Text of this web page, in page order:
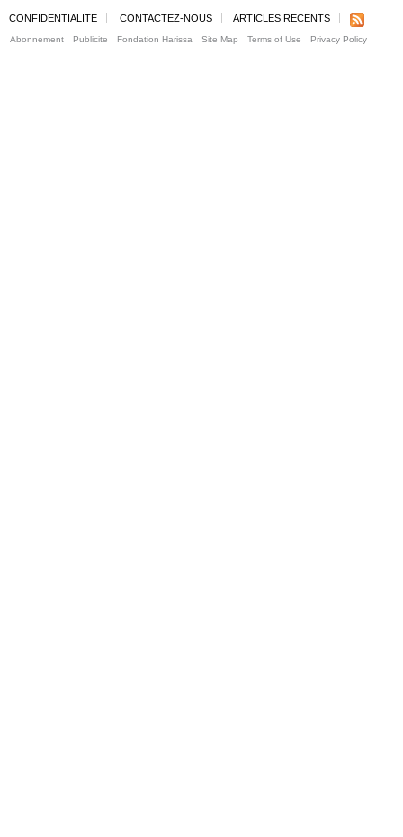
CONFIDENTIALITE CONTACTEZ-NOUS ARTICLES RECENTS
Abonnement Publicite Fondation Harissa Site Map Terms of Use Privacy Policy